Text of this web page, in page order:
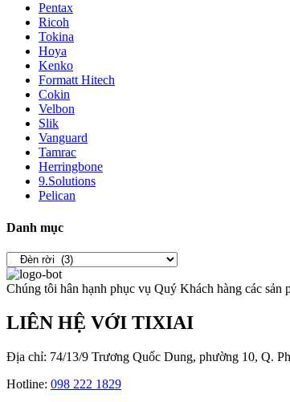
Pentax
Ricoh
Tokina
Hoya
Kenko
Formatt Hitech
Cokin
Velbon
Slik
Vanguard
Tamrac
Herringbone
9.Solutions
Pelican
Danh mục
Chúng tôi hân hạnh phục vụ Quý Khách hàng các
LIÊN HỆ VỚI TIXIAI
Địa chỉ: 74/13/9 Trương Quốc Dung, phường 10, Q.
Hotline: 098 222 1829